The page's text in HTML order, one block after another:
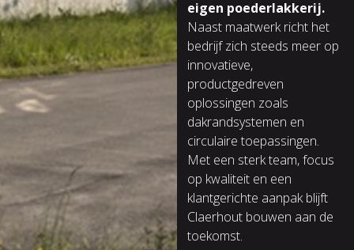
eigen poederlakkerij.
Naast maatwerk richt het
bedrijf zich steeds meer op
innovatieve,
productgedreven
oplossingen zoals
dakrandsystemen en
circulaire toepassingen.
Met een sterk team, focus
op kwaliteit en een
klantgerichte aanpak blijft
Claerhout bouwen aan de
toekomst.